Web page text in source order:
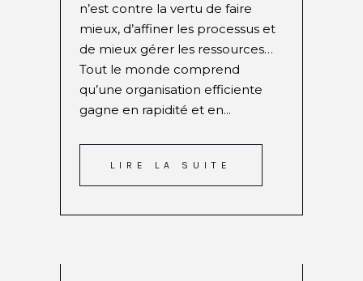
n’est contre la vertu de faire
mieux, d’affiner les processus et
de mieux gérer les ressources…
Tout le monde comprend
qu’une organisation efficiente
gagne en rapidité et en...
LIRE LA SUITE